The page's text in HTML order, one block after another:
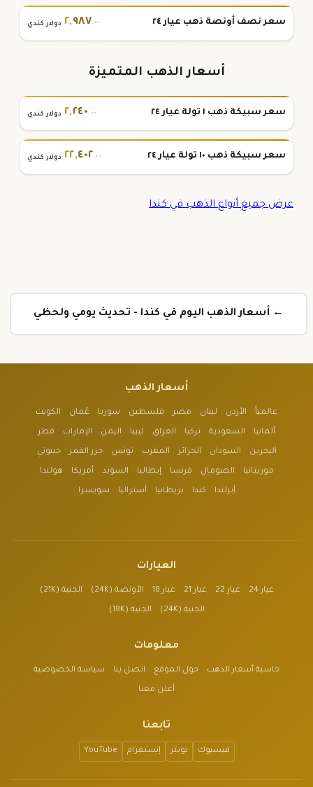
سعر نصف أونصة ذهب عيار ٢٤ ٢,٩٨٧.٠٠ دولار كندي
أسعار الذهب المتميزة
سعر سبيكة ذهب ١ تولة عيار ٢٤ ٢,٢٤٠.٠٠ دولار كندي
سعر سبيكة ذهب ١٠ تولة عيار ٢٤ ٢٢,٤٠٢.٠٠ دولار كندي
عرض جميع أنواع الذهب في كندا
← أسعار الذهب اليوم في كندا - تحديث يومي ولحظي
أسعار الذهب
عالمياً الأردن لبنان مصر فلسطين سوريا عُمان الكويت
ألمانيا السعودية تركيا العراق ليبيا اليمن الإمارات قطر
البحرين السودان الجزائر المغرب تونس جزر القمر جيبوتي
موريتانيا الصومال فرنسا إيطاليا السويد أمريكا هولندا
أيرلندا كندا بريطانيا أستراليا سويسرا
العيارات
عيار 24 عيار 22 عيار 21 عيار 18 الأونصة (24K) الجنية (21K)
الجنية (24K) الجنية (18K)
معلومات
حاسبة أسعار الذهب حول الموقع اتصل بنا سياسة الخصوصية
أعلن معنا
تابعنا
فيسبوك تويتر إنستغرام YouTube